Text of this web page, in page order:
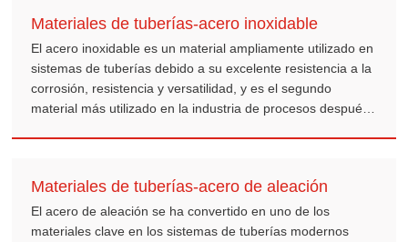
oleoductos y gasoductos.
Materiales de tuberías-acero inoxidable
El acero inoxidable es un material ampliamente utilizado en
sistemas de tuberías debido a su excelente resistencia a la
corrosión, resistencia y versatilidad, y es el segundo
material más utilizado en la industria de procesos después
Materiales de tuberías-acero de aleación
El acero de aleación se ha convertido en uno de los
materiales clave en los sistemas de tuberías modernos